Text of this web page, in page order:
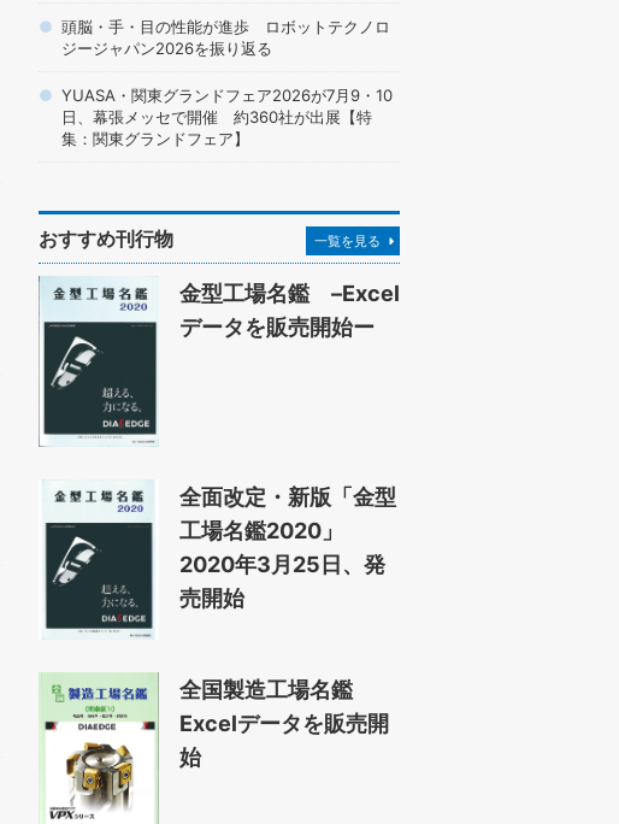
頭脳・手・目の性能が進歩 ロボットテクノロ
ジージャパン2026を振り返る
YUASA・関東グランドフェア2026が7月9・10
日、幕張メッセで開催 約360社が出展【特
集：関東グランドフェア】
おすすめ刊行物 一覧を見る
金型工場名鑑 –Excel
データを販売開始ー
全面改定・新版「金型
工場名鑑2020」
2020年3月25日、発
売開始
全国製造工場名鑑
Excelデータを販売開
始